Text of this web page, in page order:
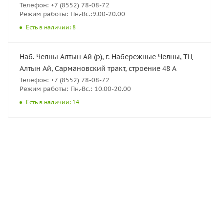
Телефон: +7 (8552) 78-08-72
Режим работы: Пн.-Вс.:9.00-20.00
Есть в наличии: 8
Наб. Челны Алтын Ай (р), г. Набережные Челны, ТЦ
Алтын Ай, Сармановский тракт, строение 48 А
Телефон: +7 (8552) 78-08-72
Режим работы: Пн.-Вс.: 10.00-20.00
Есть в наличии: 14